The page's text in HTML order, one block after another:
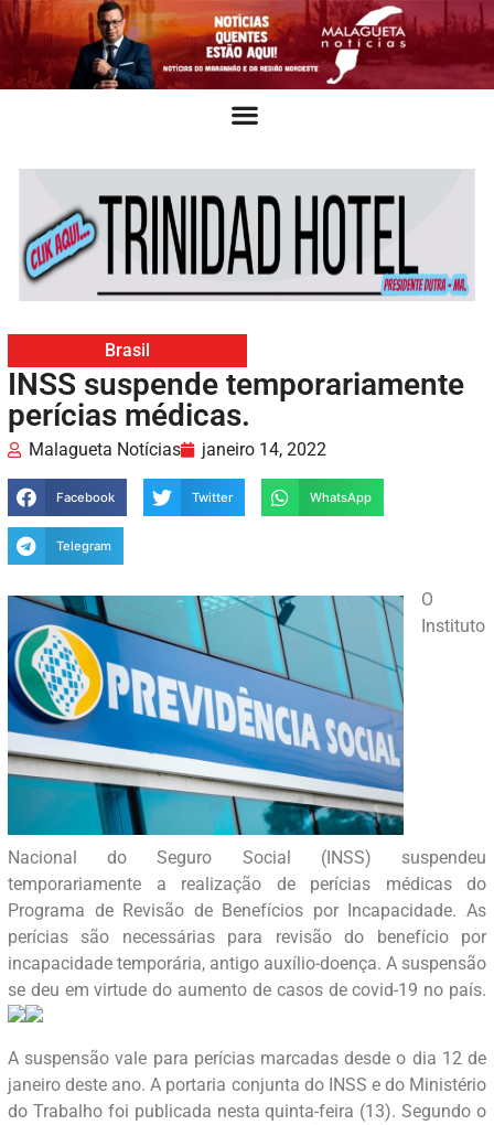
Brasil
INSS suspende temporariamente
perícias médicas.
Malagueta Notícias janeiro 14, 2022
Facebook Twitter WhatsApp
Telegram
O
Instituto
Nacional do Seguro Social (INSS) suspendeu
temporariamente a realização de perícias médicas do
Programa de Revisão de Benefícios por Incapacidade. As
perícias são necessárias para revisão do benefício por
incapacidade temporária, antigo auxílio-doença. A suspensão
se deu em virtude do aumento de casos de covid-19 no país.
A suspensão vale para perícias marcadas desde o dia 12 de
janeiro deste ano. A portaria conjunta do INSS e do Ministério
do Trabalho foi publicada nesta quinta-feira (13). Segundo o